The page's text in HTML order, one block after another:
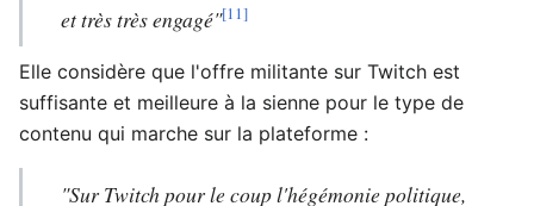
et très très engagé"[11]
Elle considère que l'offre militante sur Twitch est
suffisante et meilleure à la sienne pour le type de
contenu qui marche sur la plateforme :
"Sur Twitch pour le coup l'hégémonie politique,